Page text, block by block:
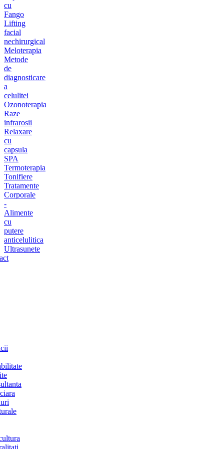
cu
Fango
Lifting
facial
nechirurgical
Meloterapia
Metode
de
diagnosticare
a
celulitei
Ozonoterapia
Raze
infrarosii
Relaxare
cu
capsula
SPA
Termoterapia
Tonifiere
Tratamente
Corporale
-
Alimente
cu
putere
anticelulitica
Ultrasunete